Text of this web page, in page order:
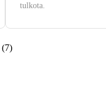
tulkota.
(7)